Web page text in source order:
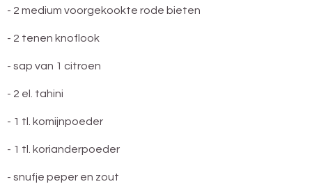
- 2 medium voorgekookte rode bieten
- 2 tenen knoflook
- sap van 1 citroen
- 2 el. tahini
- 1 tl. komijnpoeder
- 1 tl. korianderpoeder
- snufje peper en zout